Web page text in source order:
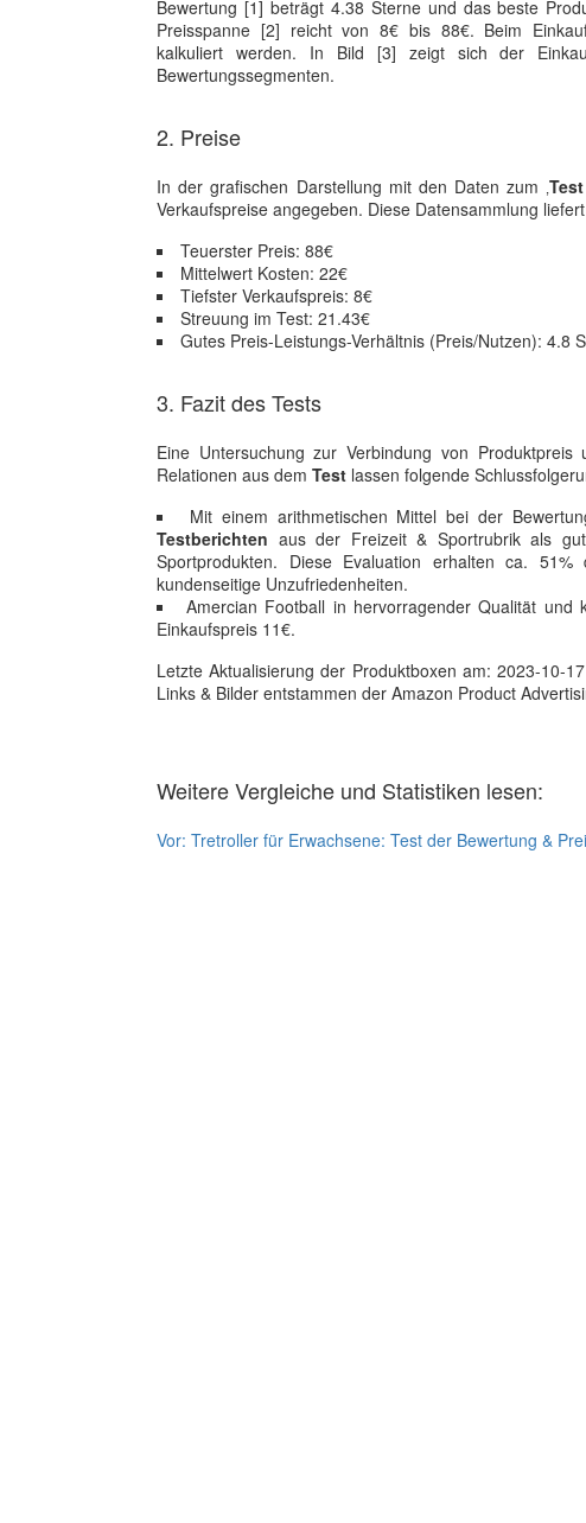
Bewertung [1] beträgt 4.38 Sterne und das beste
Preisspanne [2] reicht von 8€ bis 88€. Beim
kalkuliert werden. In Bild [3] zeigt sich der
Bewertungssegmenten.
2. Preise
In der grafischen Darstellung mit den Daten zum ‚
Verkaufspreise angegeben. Diese Datensammlung
Teuerster Preis: 88€
Mittelwert Kosten: 22€
Tiefster Verkaufspreis: 8€
Streuung im Test: 21.43€
Gutes Preis-Leistungs-Verhältnis (Preis/Nutzen): 4.8
3. Fazit des Tests
Eine Untersuchung zur Verbindung von
Relationen aus dem Test lassen folgende
Mit einem arithmetischen Mittel bei der
Testberichten aus der Freizeit & Sportrubrik als
Sportprodukten. Diese Evaluation erhalten ca. 51%
kundenseitige Unzufriedenheiten.
Amercian Football in hervorragender Qualität
Einkaufspreis 11€.
Letzte Aktualisierung der Produktboxen am: 2023-10-
Links & Bilder entstammen der Amazon Product
Weitere Vergleiche und Statistiken lesen:
Vor: Tretroller für Erwachsene: Test der Bewertung &